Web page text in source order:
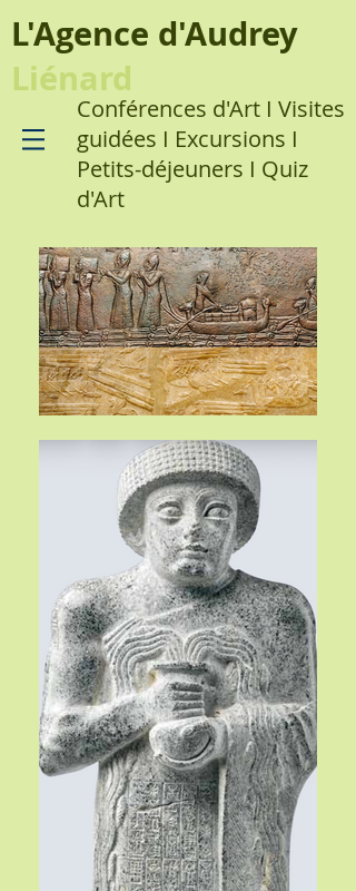
Conférences d'Art I Visites
guidées I Excursions I
Petits-déjeuners I Quiz
d'Art
L'Agence d'Audrey
Liénard